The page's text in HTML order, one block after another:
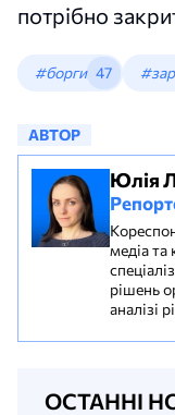
потрібно
#борги 47
АВТОР
Юлія
медіа та
рішень
аналізі
ОСТАННІ